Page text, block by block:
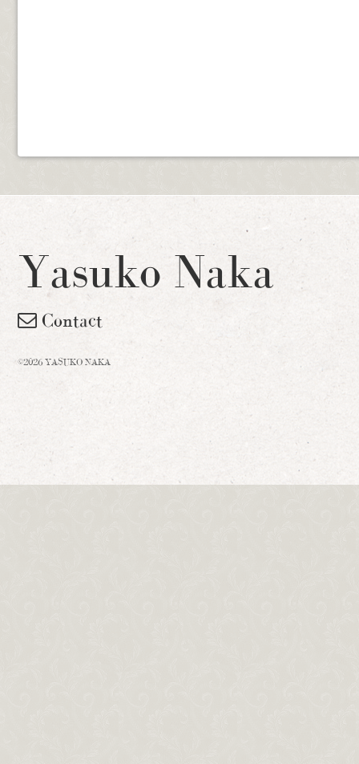
Yasuko Naka
Contact
©2026 YASUKO NAKA